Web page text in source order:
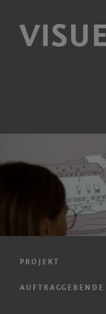
PROJEKT
AUFTRAGGEBENDE